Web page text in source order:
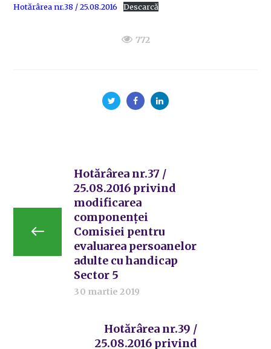
Hotărârea nr.38 / 25.08.2016 Descarcă
772
Hotărârea nr.37 /
25.08.2016 privind
modificarea
componenței
Comisiei pentru
evaluarea persoanelor
adulte cu handicap
Sector 5
30 martie 2019
Hotărârea nr.39 /
25.08.2016 privind